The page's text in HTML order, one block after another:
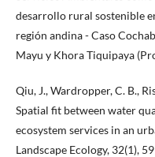
desarrollo rural sostenible
región andina - Caso
Mayu y Khora Tiquipaya
Qiu, J., Wardropper, C. B.,
Spatial fit between water
ecosystem services in an
Landscape Ecology, 32(1),